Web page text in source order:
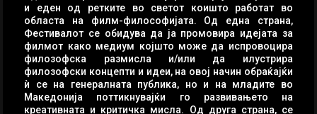
и еден од ретките во светот коишто работат во
областа на филм-философијата. Од една страна,
Фестивалот се обидува да ја промовира идејата за
филмот како медиум којшто може да испровоцира
филозофска размисла и/или да илустрира
филозофски концепти и идеи, на овој начин обраќајќи
ѝ се на генералната публика, но и на младите во
Македонија поттикнувајќи го развивањето на
креативната и критичка мисла. Од друга страна, се